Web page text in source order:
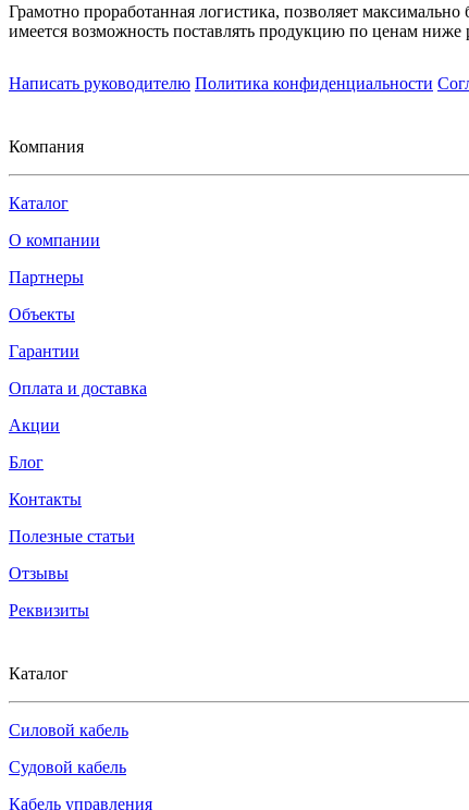
Грамотно проработанная логистика, позволяет
имеется возможность поставлять продукцию по ценам
Написать руководителю Политика конфиденциальности
Компания
Каталог
О компании
Партнеры
Объекты
Гарантии
Оплата и доставка
Акции
Блог
Контакты
Полезные статьи
Отзывы
Реквизиты
Каталог
Силовой кабель
Судовой кабель
Кабель управления